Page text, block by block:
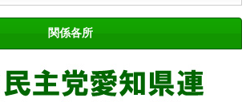
関係各所